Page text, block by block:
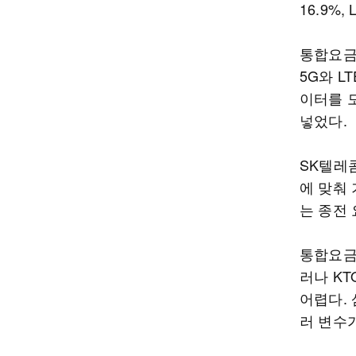
16.9%,
통합요
5G와
이터를
넣었다.
SK텔레
에 맞춰
는 종전
통합요
러나
어렵다.
러 변수